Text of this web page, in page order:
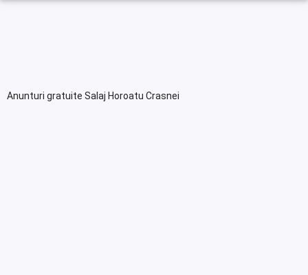
Anunturi gratuite Salaj Horoatu Crasnei